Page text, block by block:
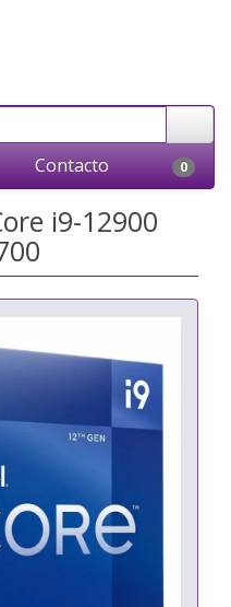
Contacto 0
i9-12900